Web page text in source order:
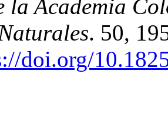
la Academia
. 50,
doi.org/